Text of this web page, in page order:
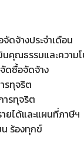
ดจ้างประจำเดือน
นคุณธรรมและความโ
จัดซื้อจัดจ้าง
รทุจริต
ารทุจริต
ยได้และแผนที่ภาษีฯ
น ร้องทุกข์